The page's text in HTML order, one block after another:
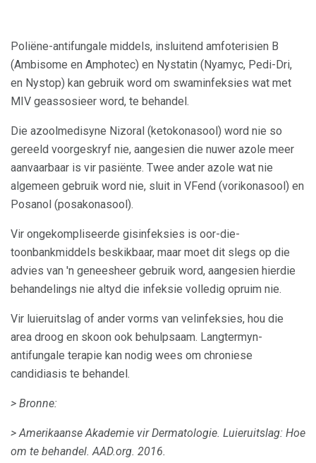
Poliëne-antifungale middels, insluitend amfoterisien B
(Ambisome en Amphotec) en Nystatin (Nyamyc, Pedi-Dri,
en Nystop) kan gebruik word om swaminfeksies wat met
MIV geassosieer word, te behandel.
Die azoolmedisyne Nizoral (ketokonasool) word nie so
gereeld voorgeskryf nie, aangesien die nuwer azole meer
aanvaarbaar is vir pasiënte. Twee ander azole wat nie
algemeen gebruik word nie, sluit in VFend (vorikonasool) en
Posanol (posakonasool).
Vir ongekompliseerde gisinfeksies is oor-die-
toonbankmiddels beskikbaar, maar moet dit slegs op die
advies van 'n geneesheer gebruik word, aangesien hierdie
behandelings nie altyd die infeksie volledig opruim nie.
Vir luieruitslag of ander vorms van velinfeksies, hou die
area droog en skoon ook behulpsaam. Langtermyn-
antifungale terapie kan nodig wees om chroniese
candidiasis te behandel.
> Bronne:
> Amerikaanse Akademie vir Dermatologie. Luieruitslag: Hoe
om te behandel. AAD.org. 2016.